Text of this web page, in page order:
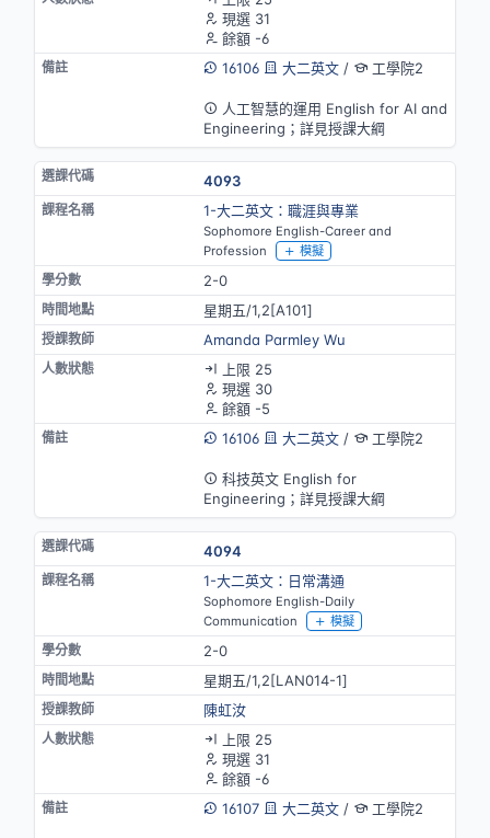
現選 31
餘額 -6
16106
大二英文/ 工學院2
人工智慧的運用 English for AI and
Engineering；詳見授課大綱
4093
1-大二英文：職涯與專業
Sophomore English-Career and
Profession
模擬
2-0
星期五/1,2[A101]
Amanda Parmley Wu
上限 25
現選 30
餘額 -5
16106
大二英文/ 工學院2
科技英文 English for
Engineering；詳見授課大綱
4094
1-大二英文：日常溝通
Sophomore English-Daily
Communication
模擬
2-0
星期五/1,2[LAN014-1]
陳虹汝
上限 25
現選 31
餘額 -6
16107
大二英文/ 工學院2